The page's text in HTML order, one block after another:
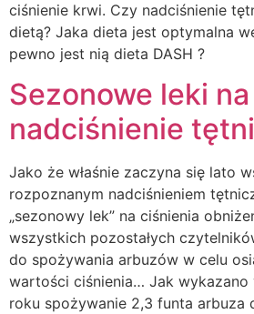
ciśnienie krwi. Czy nadciśnienie
dietą? Jaka dieta jest optymalna
pewno jest nią dieta DASH ?
Sezonowe leki na
nadciśnienie
Jako że właśnie zaczyna się lato
rozpoznanym nadciśnieniem
„sezonowy lek” na ciśnienia
wszystkich pozostałych
do spożywania arbuzów w celu
wartości ciśnienia… Jak wykazano
roku spożywanie 2,3 funta arbuza